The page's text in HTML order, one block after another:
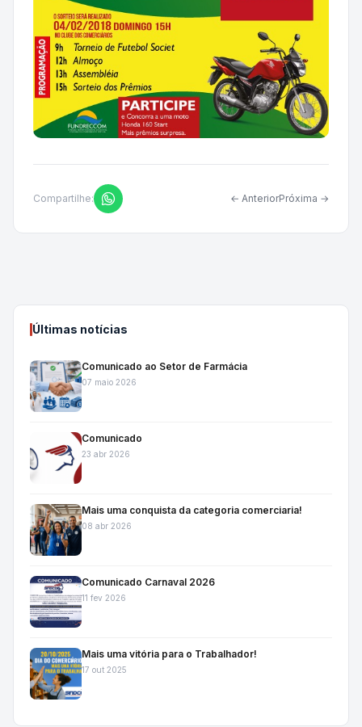
Compartilhe: ← AnteriorPróxima →
Últimas notícias
Comunicado ao Setor de Farmácia
07 maio 2026
Comunicado
23 abr 2026
Mais uma conquista da categoria comerciaria!
08 abr 2026
Comunicado Carnaval 2026
11 fev 2026
Mais uma vitória para o Trabalhador!
17 out 2025